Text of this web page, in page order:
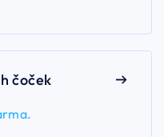
čoček